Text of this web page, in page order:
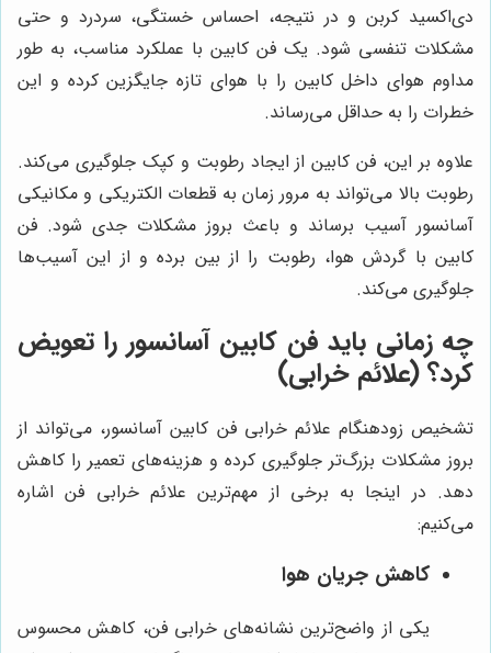
دی‌اکسید کربن و در نتیجه، احساس خستگی، سردرد و حتی
مشکلات تنفسی شود. یک فن کابین با عملکرد مناسب، به طور
مداوم هوای داخل کابین را با هوای تازه جایگزین کرده و این
خطرات را به حداقل می‌رساند.
علاوه بر این، فن کابین از ایجاد رطوبت و کپک جلوگیری می‌کند.
رطوبت بالا می‌تواند به مرور زمان به قطعات الکتریکی و مکانیکی
آسانسور آسیب برساند و باعث بروز مشکلات جدی شود. فن
کابین با گردش هوا، رطوبت را از بین برده و از این آسیب‌ها
جلوگیری می‌کند.
چه زمانی باید فن کابین آسانسور را تعویض
کرد؟ (علائم خرابی)
تشخیص زودهنگام علائم خرابی فن کابین آسانسور، می‌تواند از
بروز مشکلات بزرگ‌تر جلوگیری کرده و هزینه‌های تعمیر را کاهش
دهد. در اینجا به برخی از مهم‌ترین علائم خرابی فن اشاره
می‌کنیم:
کاهش جریان هوا
یکی از واضح‌ترین نشانه‌های خرابی فن، کاهش محسوس